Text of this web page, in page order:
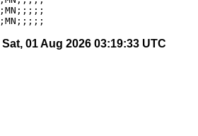
Sat, 01 Aug 2026 03:19:33 UTC